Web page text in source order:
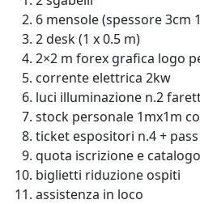
6 mensole (spessore 3cm
2 desk (1 x 0.5 m)
2×2 m forex grafica logo
corrente elettrica 2kw
luci illuminazione n.2
stock personale 1mx1m
ticket espositori n.4 +
quota iscrizione e catalogo
biglietti riduzione ospiti
assistenza in loco